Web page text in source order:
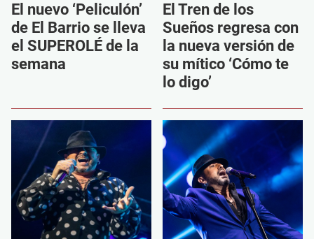
El nuevo ‘Peliculón’
de El Barrio se lleva
el SUPEROLÉ de la
semana
El Tren de los
Sueños regresa con
la nueva versión de
su mítico ‘Cómo te
lo digo’